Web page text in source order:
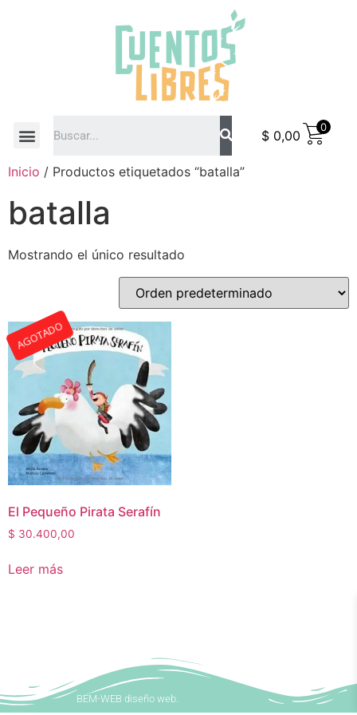
$ 0,00
0
Inicio / Productos etiquetados “batalla”
batalla
Mostrando el único resultado
AGOTADO
El Pequeño Pirata Serafín
$ 30.400,00
Leer más
BEM-WEB diseño web.